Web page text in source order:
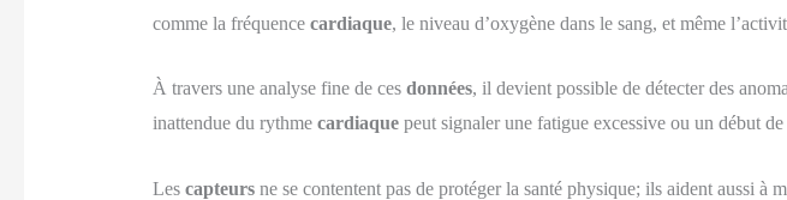
comme la fréquence cardiaque, le niveau d’oxygène dans le sang, et même
À travers une analyse fine de ces données, il devient possible de détecter des
inattendue du rythme cardiaquepeut signaler une fatigue excessive ou un début
Les capteursne se contentent pas de protéger la santé physique; ils aident aussi